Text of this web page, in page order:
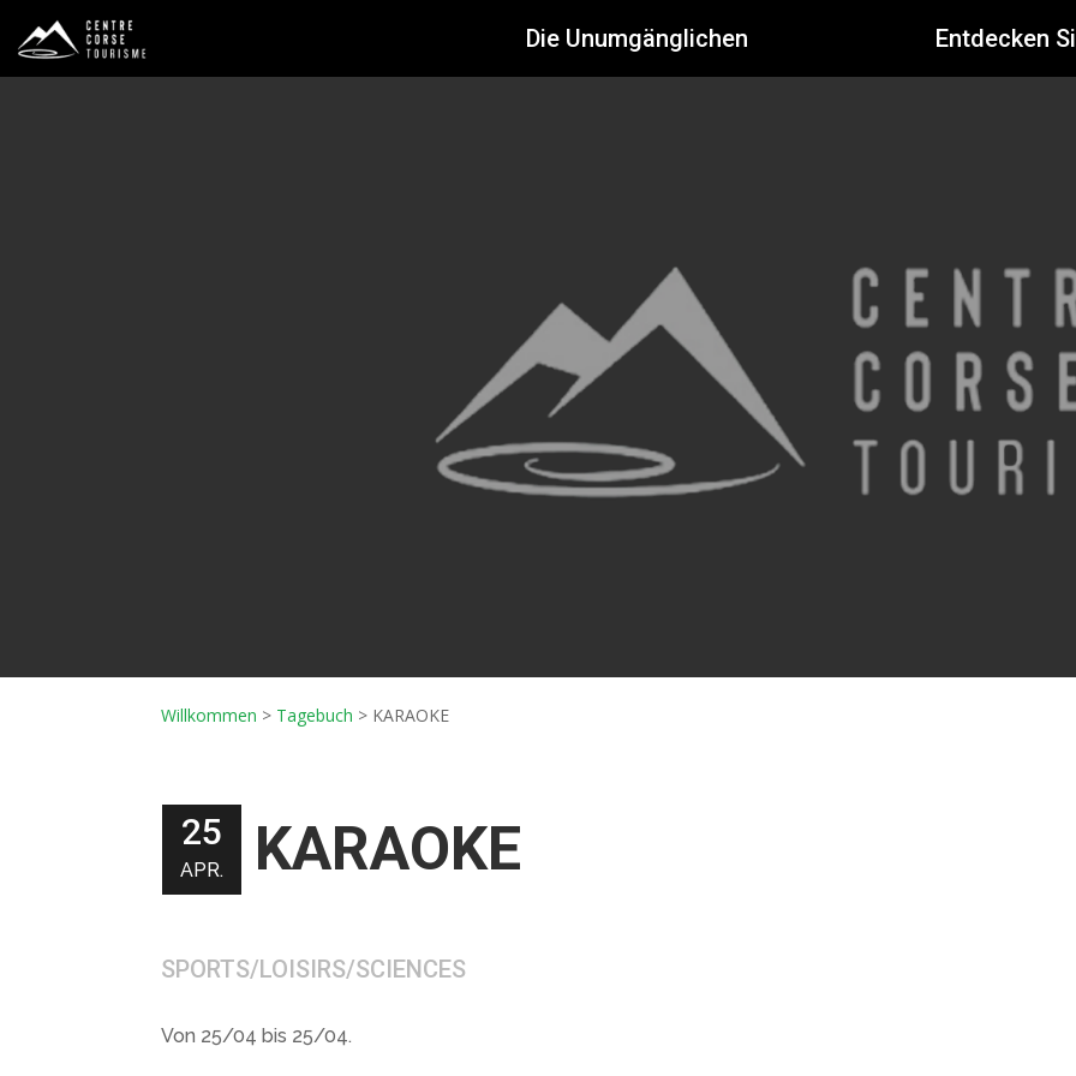
Die Unumgänglichen Entdecken
Willkommen > Tagebuch > KARAOKE
25
APR. KARAOKE
SPORTS/LOISIRS/SCIENCES
Von 25/04 bis 25/04.